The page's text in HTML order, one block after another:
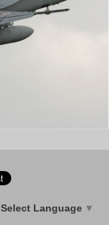
Select Language ▼